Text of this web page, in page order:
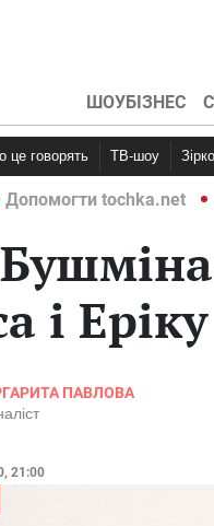
ШОУБІЗНЕС
це говорять ТВ-шоу
Допомогти tochka.net
і Еріку
ПАВЛОВА
21:00